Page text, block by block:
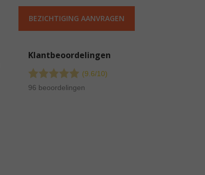
BEZICHTIGING AANVRAGEN
Klantbeoordelingen
(9.6/10)
96 beoordelingen